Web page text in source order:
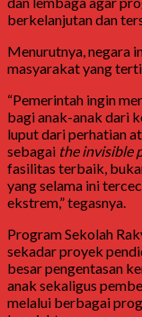
berkelanjutan dan
Menurutnya, negara
masyarakat yang
“Pemerintah ingin
bagi anak-anak dari
luput dari perhatian
sebagai the invisible
fasilitas terbaik,
yang selama ini
ekstrem,” tegasnya.
Program Sekolah
sekadar proyek
besar pengentasan
anak sekaligus
melalui berbagai